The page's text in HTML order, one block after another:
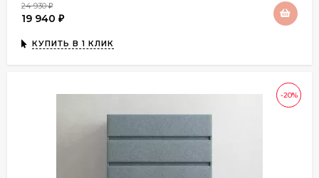
24 930₽
19 940 ₽
КУПИТЬ В 1 КЛИК
-20%